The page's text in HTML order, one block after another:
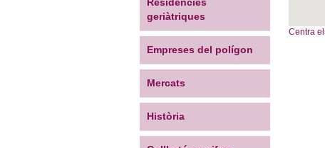
Residències
geriàtriques
Empreses del polígon
Mercats
Història
Centra